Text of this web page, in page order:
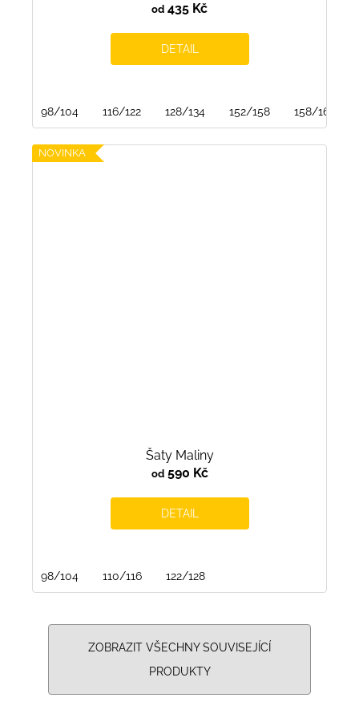
od 435 Kč
DETAIL
98/104 116/122 128/134 152/158 158/164
NOVINKA
Šaty Maliny
od590 Kč
DETAIL
98/104 110/116 122/128
ZOBRAZIT VŠECHNY SOUVISEJÍCÍ
PRODUKTY